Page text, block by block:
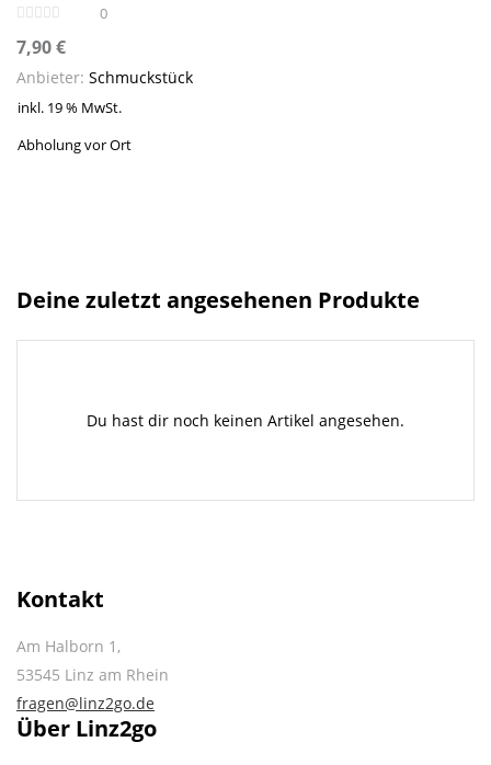
0
7,90€
Anbieter: Schmuckstück
inkl. 19 % MwSt.
Abholung vor Ort
Deine zuletzt angesehenen Produkte
Du hast dir noch keinen Artikel angesehen.
Kontakt
Am Halborn 1,
53545 Linz am Rhein
fragen@linz2go.de
Über Linz2go